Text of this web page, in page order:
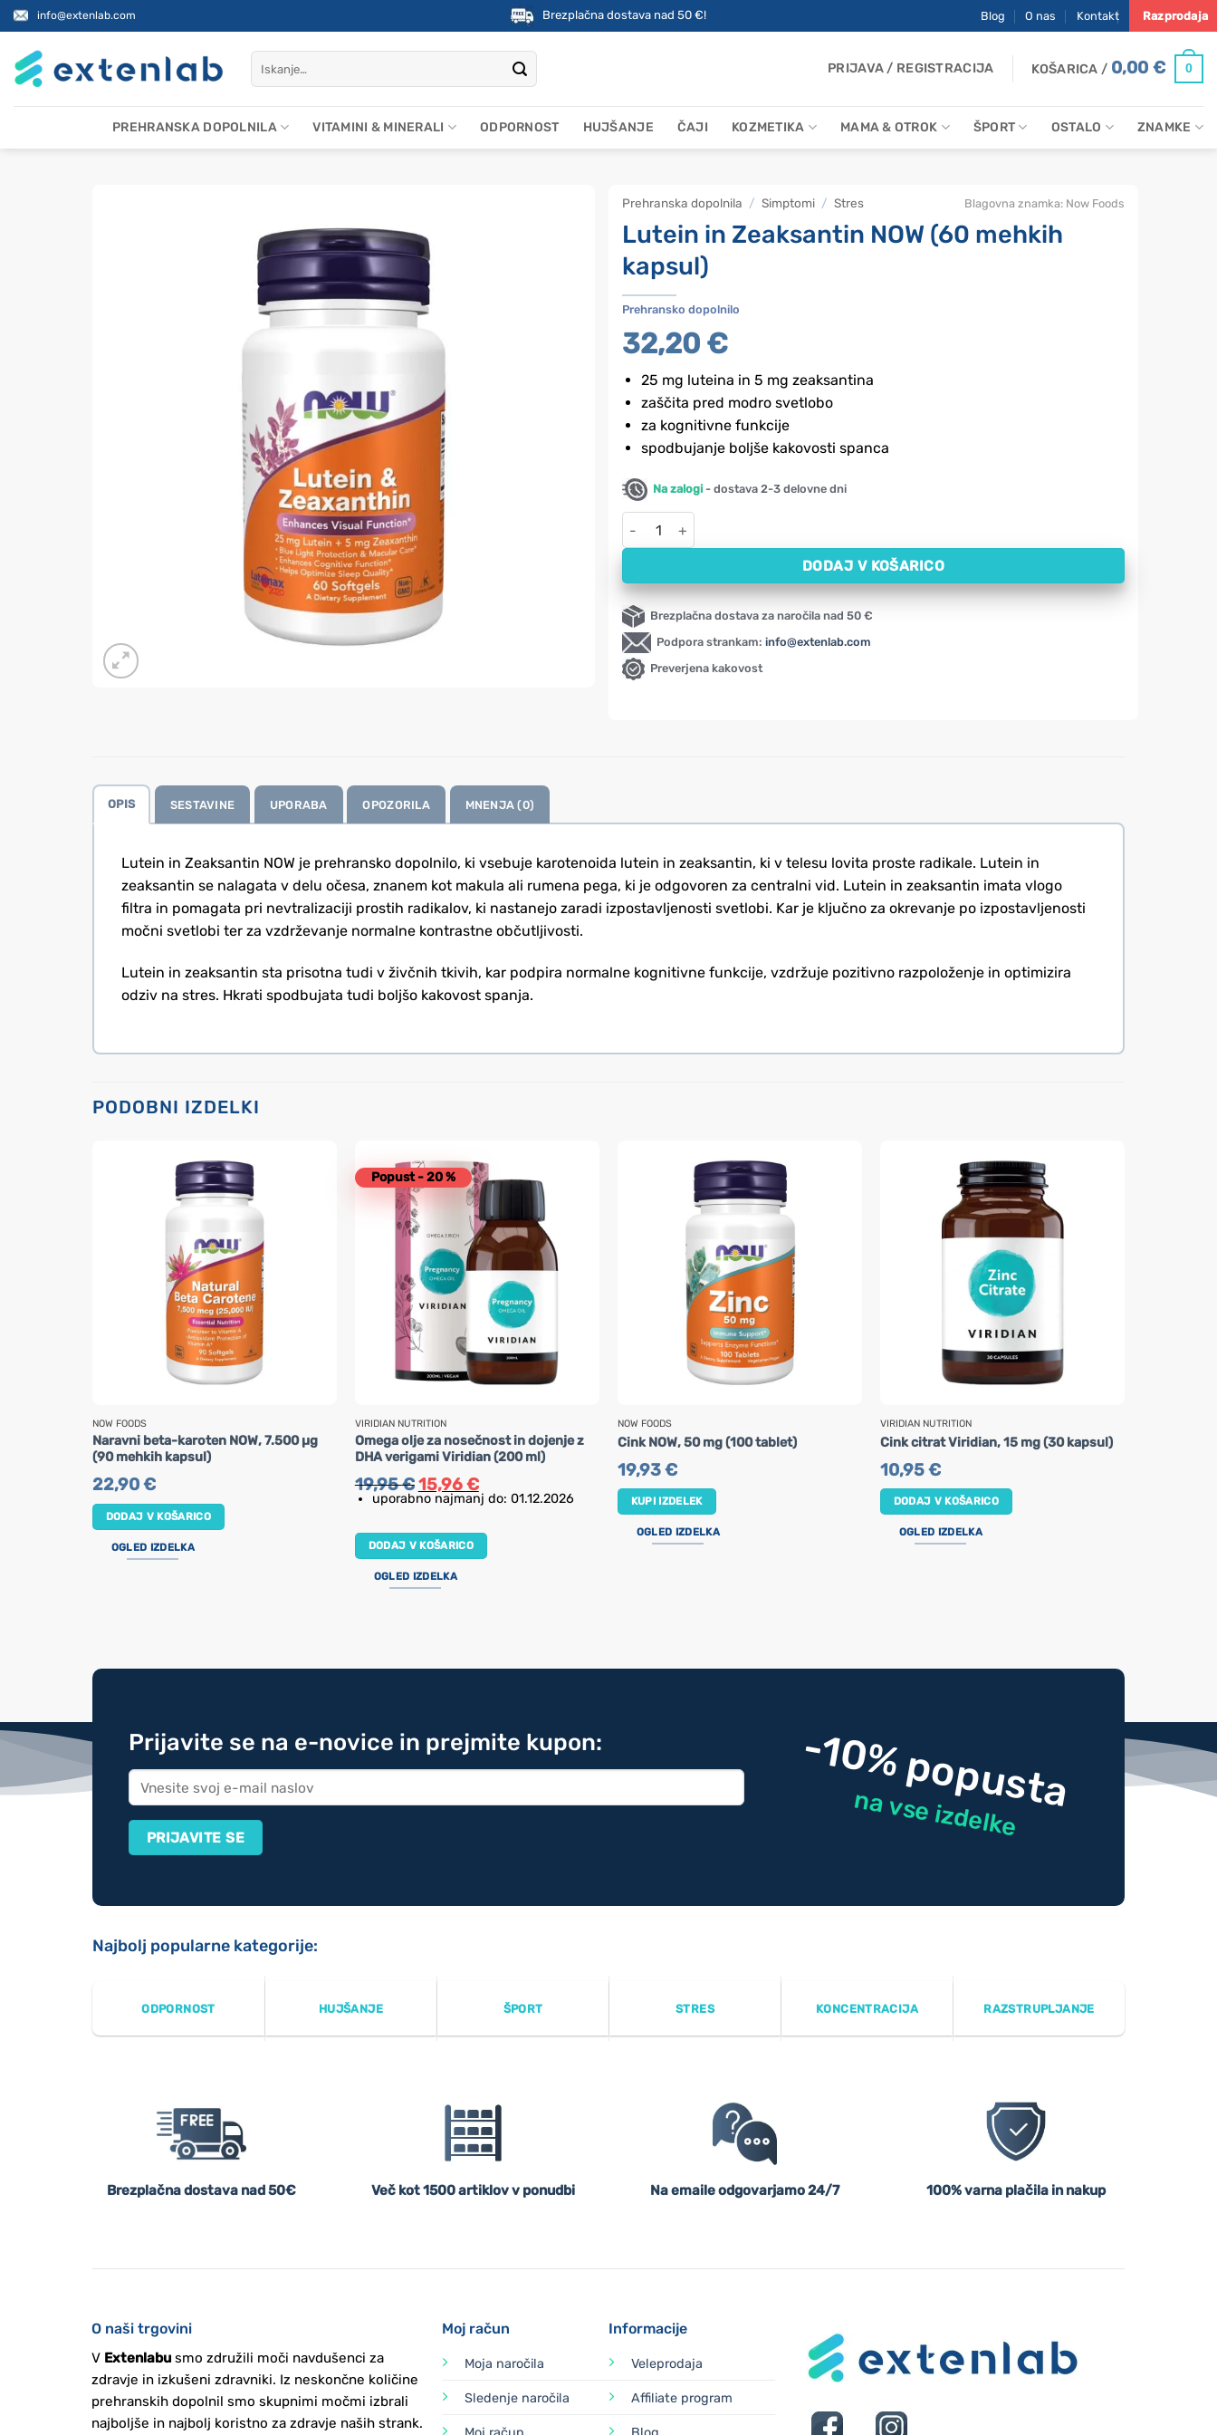
Skoči
na
vsebino
info@extenlab.com Brezplačna dostava nad 50 €! Blog O nas Kontakt Razprodaja
PRIJAVA / REGISTRACIJA KOŠARICA / 0,00€ 0
PREHRANSKA DOPOLNILA VITAMINI & MINERALI ODPORNOST HUJŠANJE ČAJI KOZMETIKA MAMA & OTROK ŠPORT OSTALO ZNAMKE
Prehranska dopolnila / Simptomi / Stres
Lutein in Zeaksantin NOW (60 mehkih
kapsul)
Prehransko dopolnilo
32,20 €
25 mg luteina in 5 mg zeaksantina
zaščita pred modro svetlobo
za kognitivne funkcije
spodbujanje boljše kakovosti spanca
Na zalogi - dostava 2-3 delovne dni
Lutein in Zeaksantin NOW (60 mehkih kapsul) količina
DODAJ V KOŠARICO
Brezplačna dostava za naročila nad 50 €
Podpora strankam: info@extenlab.com
Preverjena kakovost
Blagovna znamka: Now Foods
OPIS SESTAVINE UPORABA OPOZORILA MNENJA (0)
Lutein in Zeaksantin NOW je prehransko dopolnilo, ki vsebuje karotenoida lutein in zeaksantin, ki v telesu lovita proste radikale. Lutein in
zeaksantin se nalagata v delu očesa, znanem kot makula ali rumena pega, ki je odgovoren za centralni vid. Lutein in zeaksantin imata vlogo
filtra in pomagata pri nevtralizaciji prostih radikalov, ki nastanejo zaradi izpostavljenosti svetlobi. Kar je ključno za okrevanje po izpostavljenosti
močni svetlobi ter za vzdrževanje normalne kontrastne občutljivosti.
Lutein in zeaksantin sta prisotna tudi v živčnih tkivih, kar podpira normalne kognitivne funkcije, vzdržuje pozitivno razpoloženje in optimizira
odziv na stres. Hkrati spodbujata tudi boljšo kakovost spanja.
PODOBNI IZDELKI
NOW FOODS
Naravni beta-karoten NOW, 7.500 µg
(90 mehkih kapsul)
22,90€
DODAJ V KOŠARICO
OGLED IZDELKA
Popust - 20 %
VIRIDIAN NUTRITION
Omega olje za nosečnost in dojenje z
DHA verigami Viridian (200 ml)
19,95€ Izvirna
cena
je
19,95 €.
15,96€Trenutna
cena
je:
uporabno najmanj do: 01.12.2026
DODAJ V KOŠARICO
OGLED IZDELKA
NOW FOODS
Cink NOW, 50 mg (100 tablet)
19,93€
KUPI IZDELEK
OGLED IZDELKA
VIRIDIAN NUTRITION
Cink citrat Viridian, 15 mg (30 kapsul)
10,95€
DODAJ V KOŠARICO
OGLED IZDELKA
Prijavite se na e-novice in prejmite kupon: -10% popusta
na vse izdelke
Najbolj popularne kategorije:
ODPORNOST HUJŠANJE ŠPORT STRES KONCENTRACIJA RAZSTRUPLJANJE
Brezplačna dostava nad 50€ Več kot 1500 artiklov v ponudbi Na emaile odgovarjamo 24/7 100% varna plačila in nakup
O naši trgovini
V Extenlabusmo združili moči navdušenci za
zdravje in izkušeni zdravniki. Iz neskončne količine
prehranskih dopolnil smo skupnimi močmi izbrali
najboljše in najbolj koristno za zdravje naših strank.
Moj račun
Moja naročila
Sledenje naročila
Informacije
Veleprodaja
Affiliate program